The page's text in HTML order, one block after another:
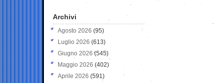
Archivi
Agosto 2026 (95)
Luglio 2026 (613)
Giugno 2026 (545)
Maggio 2026 (402)
Aprile 2026 (591)